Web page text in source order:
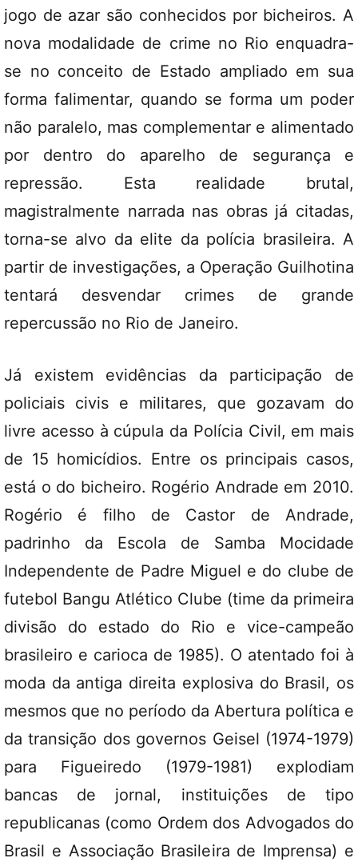
jogo de azar são conhecidos por bicheiros. A
nova modalidade de crime no Rio enquadra-
se no conceito de Estado ampliado em sua
forma falimentar, quando se forma um poder
não paralelo, mas complementar e alimentado
por dentro do aparelho de segurança e
repressão. Esta realidade brutal,
magistralmente narrada nas obras já citadas,
torna-se alvo da elite da polícia brasileira. A
partir de investigações, a Operação Guilhotina
tentará desvendar crimes de grande
repercussão no Rio de Janeiro.
Já existem evidências da participação de
policiais civis e militares, que gozavam do
livre acesso à cúpula da Polícia Civil, em mais
de 15 homicídios. Entre os principais casos,
está o do bicheiro. Rogério Andrade em 2010.
Rogério é filho de Castor de Andrade,
padrinho da Escola de Samba Mocidade
Independente de Padre Miguel e do clube de
futebol Bangu Atlético Clube (time da primeira
divisão do estado do Rio e vice-campeão
brasileiro e carioca de 1985). O atentado foi à
moda da antiga direita explosiva do Brasil, os
mesmos que no período da Abertura política e
da transição dos governos Geisel (1974-1979)
para Figueiredo (1979-1981) explodiam
bancas de jornal, instituições de tipo
republicanas (como Ordem dos Advogados do
Brasil e Associação Brasileira de Imprensa) e